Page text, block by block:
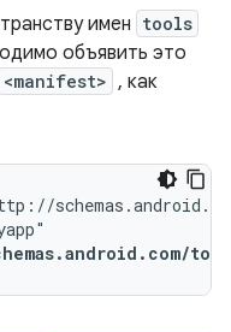
имен tools
объявить это
<manifest> , как